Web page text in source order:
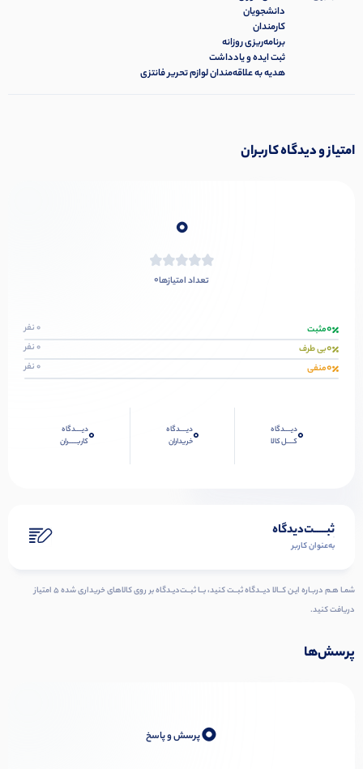
دانشجویان
کارمندان
برنامه‌ریزی روزانه
ثبت ایده و یادداشت
هدیه به علاقه‌مندان لوازم تحریر فانتزی
امتیاز و دیدگاه کاربران
0
تعداد امتیازها0
0مثبت 0 نفر
0بی طرف 0 نفر
0منفی 0 نفر
0دیــــدگاه
کــــل کالا
0دیــــدگاه
خریداران
0دیــــدگاه
کاربـــــران
ثبـــــت‌دیدگاه
به‌عنوان کاربر
شمـا هـم دربـاره ایـن کــالا دیــدگاه ثبــت کنید، بــا ثبــت‌دیـدگاه بر روی کالاهای خریداری شده ۵ امتیاز
دریافت کنید.
پرسش‌ها
0پرسش و پاسخ